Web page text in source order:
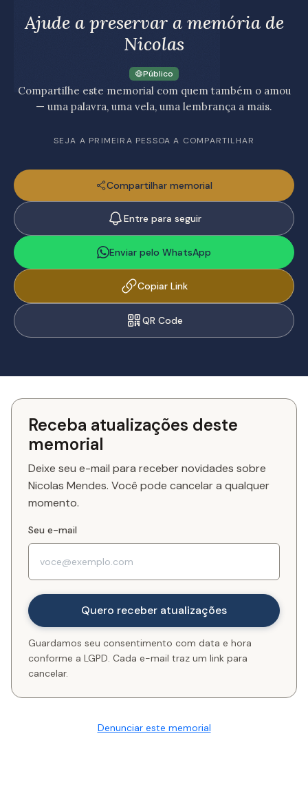
Ajude a preservar a memória de
Nicolas
Público
Compartilhe este memorial com quem também o amou
— uma palavra, uma vela, uma lembrança a mais.
SEJA A PRIMEIRA PESSOA A COMPARTILHAR
Compartilhar memorial
Entre para seguir
Enviar pelo WhatsApp
Copiar Link
QR Code
Receba atualizações deste
memorial
Deixe seu e-mail para receber novidades sobre
Nicolas Mendes. Você pode cancelar a qualquer
momento.
Seu e-mail
Guardamos seu consentimento com data e hora
conforme a LGPD. Cada e-mail traz um link para
cancelar.
Denunciar este memorial